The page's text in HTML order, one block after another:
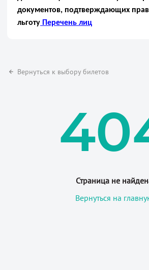
документов, подтверждающих
льготу Перечень лиц
Вернуться к выбору билетов
Страница не
Вернуться на